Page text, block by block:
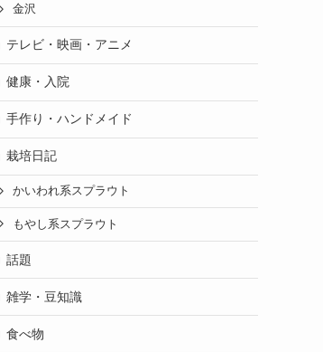
金沢
テレビ・映画・アニメ
健康・入院
手作り・ハンドメイド
栽培日記
かいわれ系スプラウト
もやし系スプラウト
話題
雑学・豆知識
食べ物